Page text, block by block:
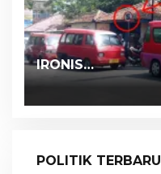
IRONIS…
POLITIK TERBARU